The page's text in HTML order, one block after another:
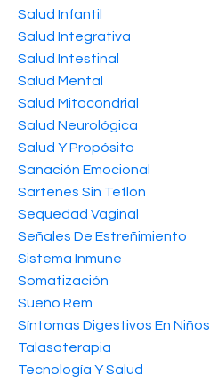
Salud Infantil
Salud Integrativa
Salud Intestinal
Salud Mental
Salud Mitocondrial
Salud Neurológica
Salud Y Propósito
Sanación Emocional
Sartenes Sin Teflón
Sequedad Vaginal
Señales De Estreñimiento
Sistema Inmune
Somatización
Sueño Rem
Síntomas Digestivos En Niños
Talasoterapia
Tecnología Y Salud